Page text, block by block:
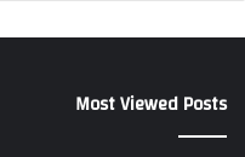
Most Viewed Posts